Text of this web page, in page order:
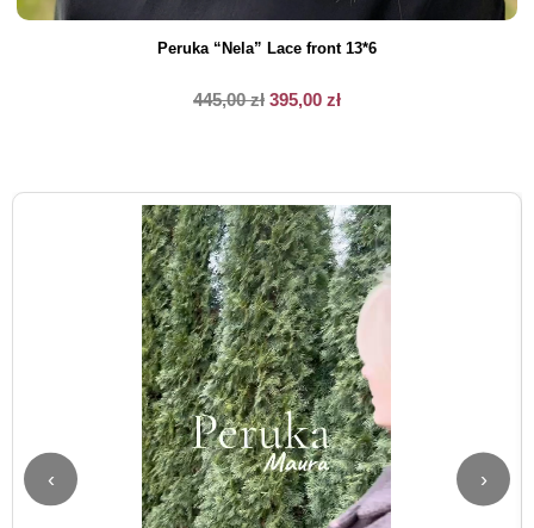
Peruka “Nela” Lace front 13*6
445,00zł 395,00 zł
‹ ›